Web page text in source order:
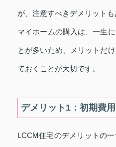
が、注意すべきデメリットも
マイホームの購入は、一生
とが多いため、メリットだ
ておくことが大切です。
デメリット1：初期費
LCCM住宅のデメリットの